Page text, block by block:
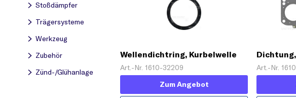
Stoßdämpfer
Trägersysteme
Werkzeug
Zubehör
Zünd-/Glühanlage
Wellendichtring, Kurbelwelle
Art.-Nr. 1610-32209
Zum Angebot
Art.-Nr.